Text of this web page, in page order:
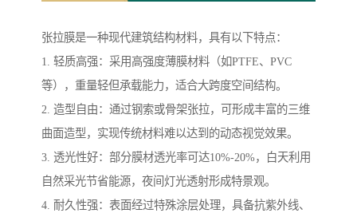
张拉膜是一种现代建筑结构材料，具有以下特点：
1. 轻质高强：采用高强度薄膜材料（如PTFE、PVC
等），重量轻但承载能力，适合大跨度空间结构。
2. 造型自由：通过钢索或骨架张拉，可形成丰富的三维
曲面造型，实现传统材料难以达到的动态视觉效果。
3. 透光性好：部分膜材透光率可达10%-20%，白天利用
自然采光节省能源，夜间灯光透射形成特景观。
4. 耐久性强：表面经过特殊涂层处理，具备抗紫外线、